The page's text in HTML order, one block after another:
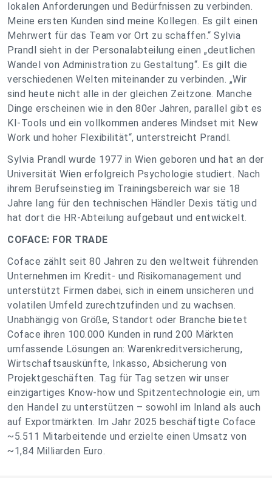
lokalen Anforderungen und Bedürfnissen zu verbinden.
Meine ersten Kunden sind meine Kollegen. Es gilt einen
Mehrwert für das Team vor Ort zu schaffen.“ Sylvia
Prandl sieht in der Personalabteilung einen „deutlichen
Wandel von Administration zu Gestaltung“. Es gilt die
verschiedenen Welten miteinander zu verbinden. „Wir
sind heute nicht alle in der gleichen Zeitzone. Manche
Dinge erscheinen wie in den 80er Jahren, parallel gibt es
KI-Tools und ein vollkommen anderes Mindset mit New
Work und hoher Flexibilität“, unterstreicht Prandl.
Sylvia Prandl wurde 1977 in Wien geboren und hat an der
Universität Wien erfolgreich Psychologie studiert. Nach
ihrem Berufseinstieg im Trainingsbereich war sie 18
Jahre lang für den technischen Händler Dexis tätig und
hat dort die HR-Abteilung aufgebaut und entwickelt.
COFACE: FOR TRADE
Coface zählt seit 80 Jahren zu den weltweit führenden
Unternehmen im Kredit- und Risikomanagement und
unterstützt Firmen dabei, sich in einem unsicheren und
volatilen Umfeld zurechtzufinden und zu wachsen.
Unabhängig von Größe, Standort oder Branche bietet
Coface ihren 100.000 Kunden in rund 200 Märkten
umfassende Lösungen an: Warenkreditversicherung,
Wirtschaftsauskünfte, Inkasso, Absicherung von
Projektgeschäften. Tag für Tag setzen wir unser
einzigartiges Know-how und Spitzentechnologie ein, um
den Handel zu unterstützen – sowohl im Inland als auch
auf Exportmärkten. Im Jahr 2025 beschäftigte Coface
~5.511 Mitarbeitende und erzielte einen Umsatz von
~1,84 Milliarden Euro.